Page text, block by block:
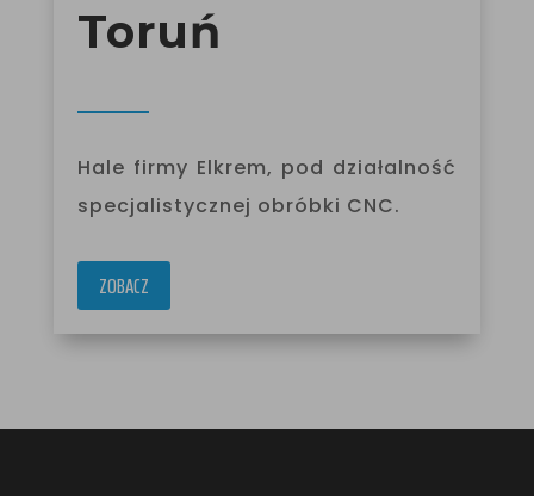
Toruń
Hale firmy Elkrem, pod działalność
specjalistycznej obróbki CNC.
ZOBACZ